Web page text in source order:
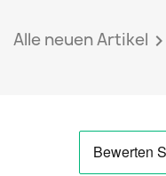
Alle neuen Artikel 